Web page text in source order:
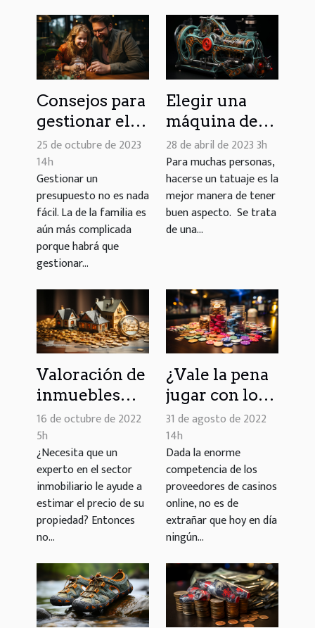
Consejos para
gestionar el
presupuesto
familiar
25 de octubre de 2023
14h
Gestionar un
presupuesto no es nada
fácil. La de la familia es
aún más complicada
porque habrá que
gestionar...
Elegir una
máquina de
tatuar :
criterios a
tener en
cuenta
28 de abril de 2023 3h
Para muchas personas,
hacerse un tatuaje es la
mejor manera de tener
buen aspecto. Se trata
de una...
Valoración de
inmuebles
con
realadvisor:
¿cómo se
hace?
16 de octubre de 2022
5h
¿Necesita que un
experto en el sector
inmobiliario le ayude a
estimar el precio de su
propiedad? Entonces
no...
¿Vale la pena
jugar con los
bonos de los
casinos
online?
31 de agosto de 2022
14h
Dada la enorme
competencia de los
proveedores de casinos
online, no es de
extrañar que hoy en día
ningún...